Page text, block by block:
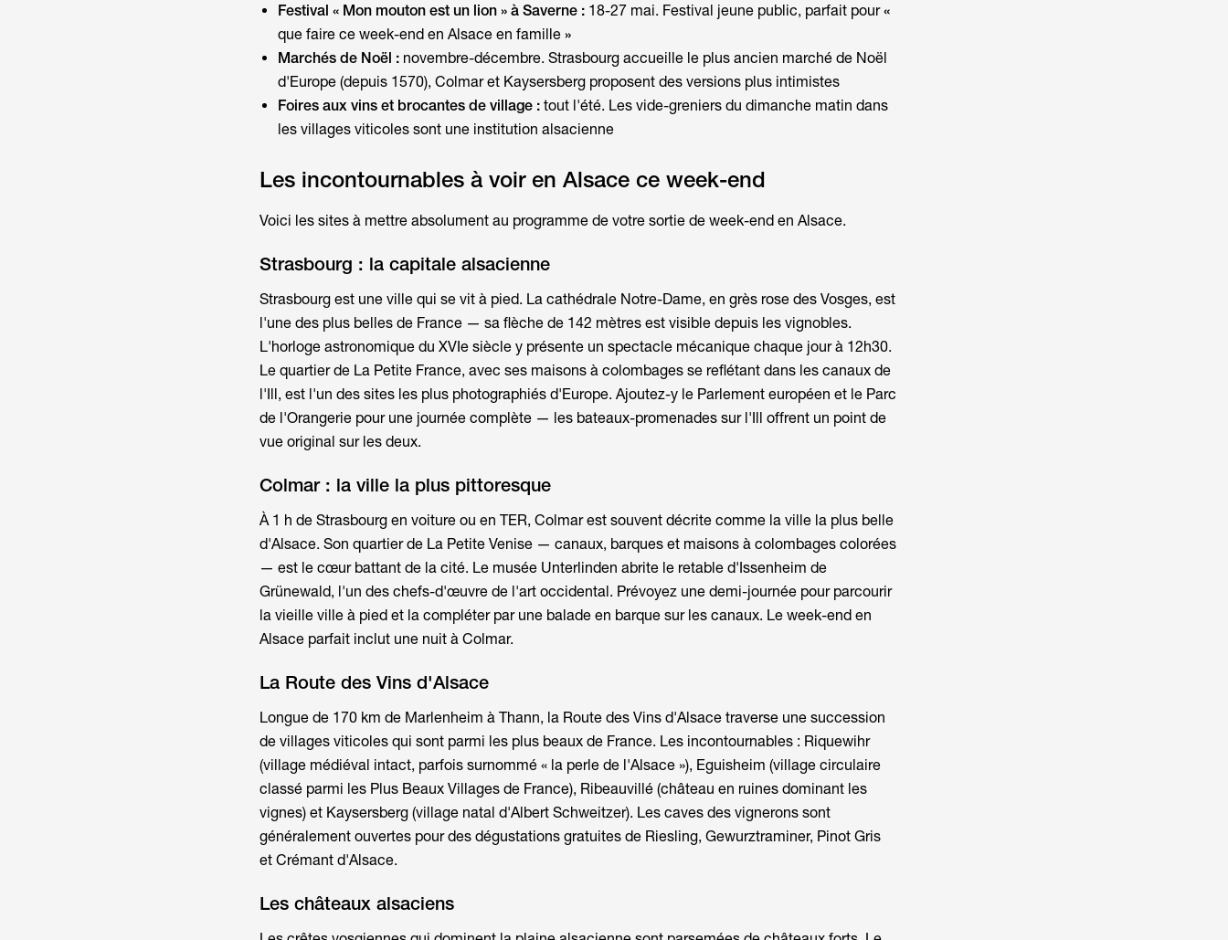
Festival « Mon mouton est un lion » à Saverne : 18-27 mai. Festival jeune public, parfait pour«
que faire ce week-end en Alsace en famille »
Marchés de Noël : novembre-décembre. Strasbourg accueille le plus ancien marché de Noël
d'Europe (depuis 1570), Colmar et Kaysersberg proposent des versions plus intimistes
Foires aux vins et brocantes de village : tout l'été. Les vide-greniers du dimanche matin dans
les villages viticoles sont une institution alsacienne
Les incontournables à voir en Alsace ce week-end
Voici les sites à mettre absolument au programme de votre sortie de week-end en Alsace.
Strasbourg : la capitale alsacienne
Strasbourg est une ville qui se vit à pied. La cathédrale Notre-Dame, en grès rose des Vosges, est
l'une des plus belles de France — sa flèche de 142 mètres est visible depuis les vignobles.
L'horloge astronomique du XVIe siècle y présente un spectacle mécanique chaque jour à 12h30.
Le quartier de La Petite France, avec ses maisons à colombages se reflétant dans les canaux de
l'Ill, est l'un des sites les plus photographiés d'Europe. Ajoutez-y le Parlement européen et le Parc
de l'Orangerie pour une journée complète — les bateaux-promenades sur l'Ill offrent un point de
vue original sur les deux.
Colmar : la ville la plus pittoresque
À 1 h de Strasbourg en voiture ou en TER, Colmar est souvent décrite comme la ville la plus belle
d'Alsace. Son quartier de La Petite Venise — canaux, barques et maisons à colombages colorées
— est le cœur battant de la cité. Le musée Unterlinden abrite le retable d'Issenheim de
Grünewald, l'un des chefs-d'œuvre de l'art occidental. Prévoyez une demi-journée pour parcourir
la vieille ville à pied et la compléter par une balade en barque sur les canaux. Le week-end en
Alsaceparfait inclut une nuit à Colmar.
La Route des Vins d'Alsace
Longue de 170 km de Marlenheim à Thann, la Route des Vins d'Alsace traverse une succession
de villages viticoles qui sont parmi les plus beaux de France. Les incontournables : Riquewihr
(village médiéval intact, parfois surnommé « la perle de l'Alsace »), Eguisheim (village circulaire
classé parmi les Plus Beaux Villages de France), Ribeauvillé (château en ruines dominant les
vignes) et Kaysersberg (village natal d'Albert Schweitzer). Les caves des vignerons sont
généralement ouvertes pour des dégustations gratuites de Riesling, Gewurztraminer, Pinot Gris
et Crémant d'Alsace.
Les châteaux alsaciens